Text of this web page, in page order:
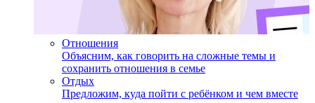
Отношения
Объясним, как говорить на сложные темы и
сохранить отношения в семье
Отдых
Предложим, куда пойти с ребёнком и чем вместе